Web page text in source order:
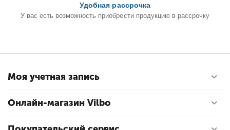
Удобная рассрочка
У вас есть возможность приобрести продукцию в рассрочку
Моя учетная запись
Онлайн-магазин Vilbo